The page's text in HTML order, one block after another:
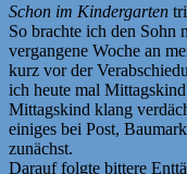
Schon im Kindergarten
So brachte ich den Sohn
vergangene Woche an
kurz vor der
ich heute mal Mittagskind
Mittagskind klang
einiges bei Post,
zunächst.
Darauf folgte bittere